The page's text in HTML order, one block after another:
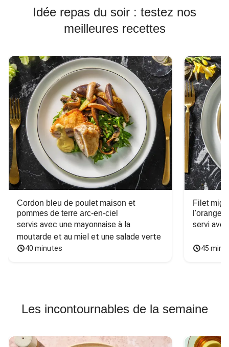
Idée repas du soir : testez nos
meilleures recettes
Cordon bleu de poulet maison et
pommes de terre arc-en-ciel
servis avec une mayonnaise à la
moutarde et au miel et une salade verte
40 minutes
Filet
l'orange
servi
45
Les incontournables de la semaine